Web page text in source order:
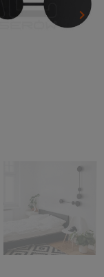
keyboard_arrow_right